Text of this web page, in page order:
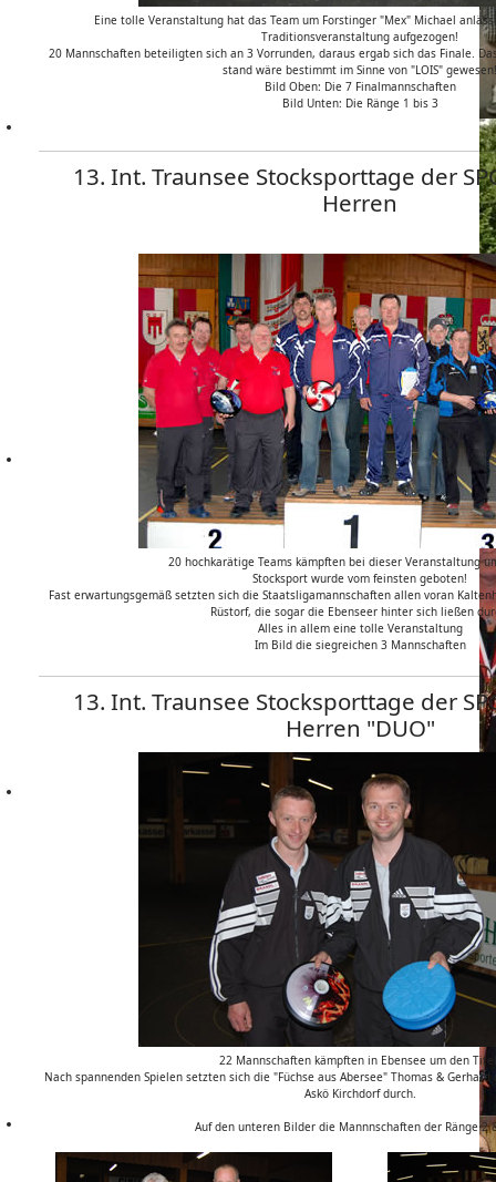
Eine tolle Veranstaltung hat das Team um Forstinger "Mex" Michael
Traditionsveranstaltung aufgezogen!
20 Mannschaften beteiligten sich an 3 Vorrunden, daraus ergab sich das Finale.
stand wäre bestimmt im Sinne von "LOIS" gewesen!
Bild Oben: Die 7 Finalmannschaften
Bild Unten: Die Ränge 1 bis 3
13. Int. Traunsee Stocksporttage der
Herren
20 hochkarätige Teams kämpften bei dieser Veranstaltung
Stocksport wurde vom feinsten geboten!
Fast erwartungsgemäß setzten sich die Staatsligamannschaften allen voran
Rüstorf, die sogar die Ebenseer hinter sich ließen
Alles in allem eine tolle Veranstaltung
Im Bild die siegreichen 3 Mannschaften
13. Int. Traunsee Stocksporttage der
Herren "DUO"
22 Mannschaften kämpften in Ebensee um den
Nach spannenden Spielen setzten sich die "Füchse aus Abersee" Thomas &
Askö Kirchdorf durch.
Auf den unteren Bilder die Mannnschaften der Ränge 2